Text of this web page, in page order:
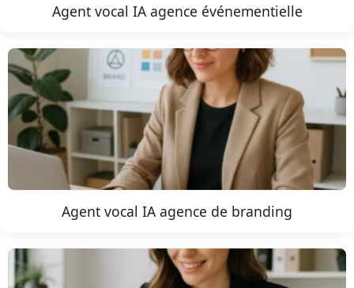
Agent vocal IA agence événementielle
Agent vocal IA agence de branding